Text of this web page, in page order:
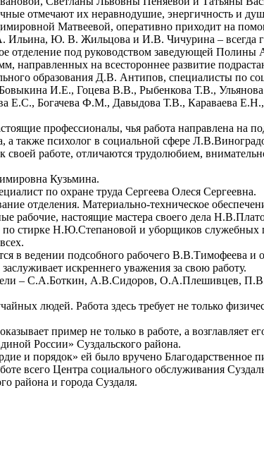
отмечают их неравнодушие, энергичность и
Матвеевой, оперативно приходит на
Ю. В. Жильцова и И.В. Чичурина – всегда
отделение под руководством заведующей Полины
направленных на всестороннее развитие
образования Д.В. Антипов, специалисты по
И.Е., Гоцева В.В., Рыбенкова Т.В.,
Е.С., Богачева Ф.М., Давыдова Т.В., Караваева
профессионалы, чья работа направлена на
также психолог в социальной сфере
работе, отличаются трудолюбием,
Кузьмина.
по охране труда Сергеева Олеся Сергеевна.
отделения. Материально-техническое
рабочие, настоящие мастера своего дела
по стирке Н.Ю.Степановой и уборщиков
в ведении подсобного рабочего В.В.Тимофеева
искреннего уважения за свою работу.
– С.А.Боткин, А.В.Сидоров, О.А.Плешивцев,
людей. Работа здесь требует не только
пример не только в работе, а возглавляет
России» Суздальского района.
и порядок» ей было вручено Благодарственное
всего Центра социального обслуживания
района и города Суздаля.